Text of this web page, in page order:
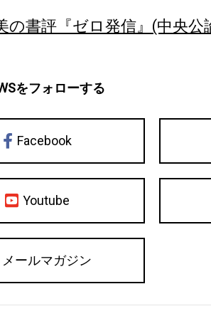
の書評『ゼロ発信』(中央公
をフォローする
Facebook
Youtube
メールマガジン